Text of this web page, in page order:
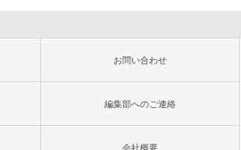
お問い合わせ
編集部へのご連絡
会社概要